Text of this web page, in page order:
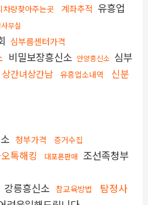
차량찾아주는곳 계좌추적 유흥업
무실
심부름센터가격
비밀보장흥신소 안양흥신소 심부
상간녀상간남 유흥업소내역
신분
청부가격 증거수집
톡해킹 대포폰판매 조선족청부
강릉흥신소 참교육방법
탐정사